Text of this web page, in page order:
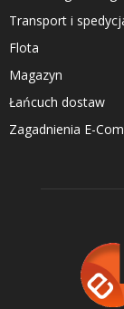
Transport i
Flota
Magazyn
Łańcuch dostaw
Zagadnienia E-